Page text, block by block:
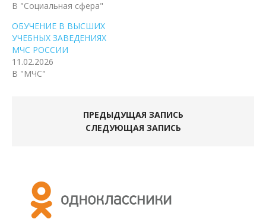
В "Социальная сфера"
ОБУЧЕНИЕ В ВЫСШИХ
УЧЕБНЫХ ЗАВЕДЕНИЯХ
МЧС РОССИИ
11.02.2026
В "МЧС"
ПРЕДЫДУЩАЯ ЗАПИСЬ
СЛЕДУЮЩАЯ ЗАПИСЬ